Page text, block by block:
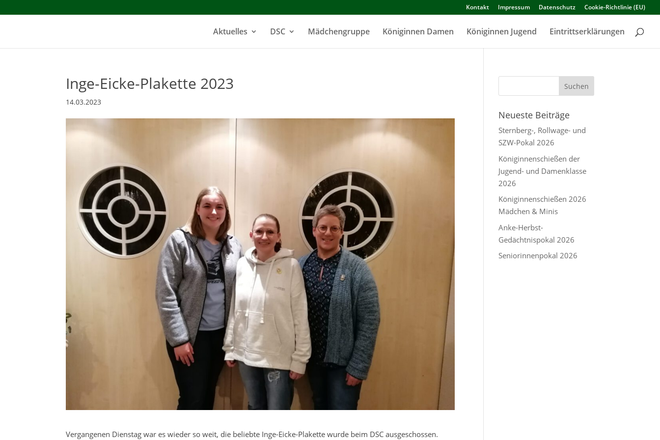
Kontakt Impressum Datenschutz Cookie-Richtlinie (EU)
Aktuelles DSC Mädchengruppe Königinnen Damen Königinnen Jugend Eintrittserklärungen
Inge-Eicke-Plakette 2023
14.03.2023
Vergangenen Dienstag war es wieder so weit, die beliebte Inge-Eicke-Plakette wurde beim DSC ausgeschossen.
Neueste Beiträge
Sternberg-, Rollwage- und
SZW-Pokal 2026
Königinnenschießen der
Jugend- und Damenklasse
2026
Königinnenschießen 2026
Mädchen & Minis
Anke-Herbst-
Gedächtnispokal 2026
Seniorinnenpokal 2026